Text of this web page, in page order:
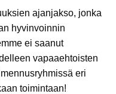
ajanjakso, jonka
hyvinvoinnin
ei saanut
vapaaehtoisten
eri
toimintaan!